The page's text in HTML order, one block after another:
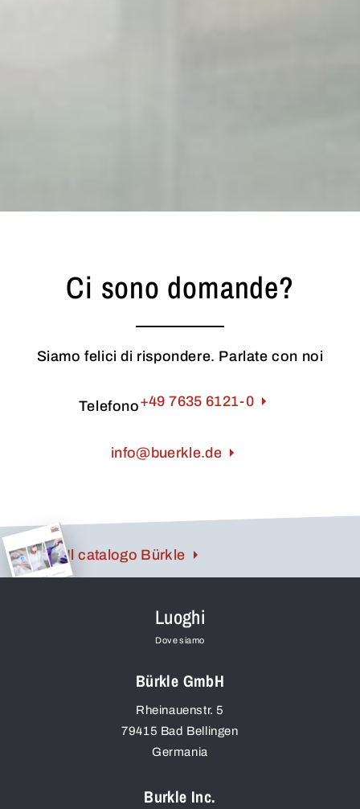
Ci sono domande?
Siamo felici di rispondere. Parlate con noi
Telefono+49 7635 6121-0
info@buerkle.de
Il catalogo Bürkle
Luoghi
Dove siamo
Bürkle GmbH
Rheinauenstr. 5
79415 Bad Bellingen
Germania
Burkle Inc.